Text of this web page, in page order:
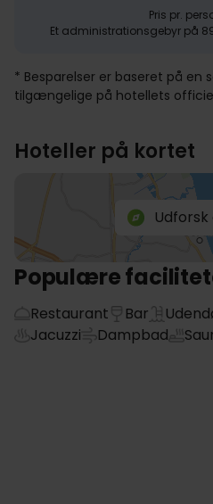
Pris pr.
Et administrationsgebyr på
* Besparelser er baseret på en
tilgængelige på hotellets
Hoteller på kortet
Populære
Restaurant Bar
Jacuzzi
Dampbad